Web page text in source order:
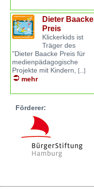
Dieter Baacke
Preis
Klickerkids ist
Träger des
"Dieter Baacke Preis für
medienpädagogische
Projekte mit Kindern, [...]
mehr
Förderer: